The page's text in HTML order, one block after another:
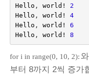
Hello , world !
2
Hello , world !
4
Hello , world !
6
Hello , world ! 8
for i in range(0, 10, 2):
부터 8까지 2씩 증가